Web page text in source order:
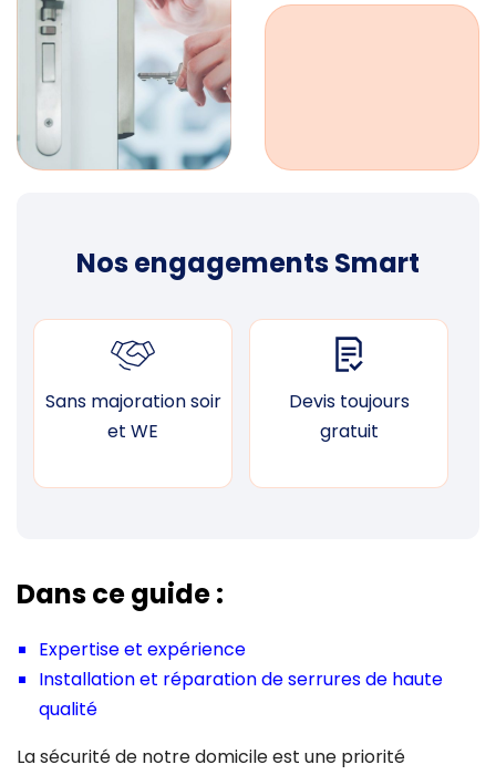
Nos engagements Smart
Sans majoration soir
et WE
Devis toujours
gratuit
Dans ce guide :
Expertise et expérience
Installation et réparation de serrures de haute
qualité
La sécurité de notre domicile est une priorité